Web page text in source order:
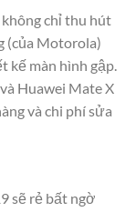
chỉ thu hút
(của Motorola)
kế màn hình gập.
Huawei Mate X
và chi phí sửa
sẽ rẻ bất ngờ